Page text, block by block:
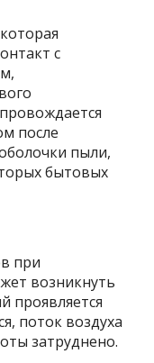
с
после
пыли,
бытовых
при
возникнуть
проявляется
поток воздуха
затруднено.